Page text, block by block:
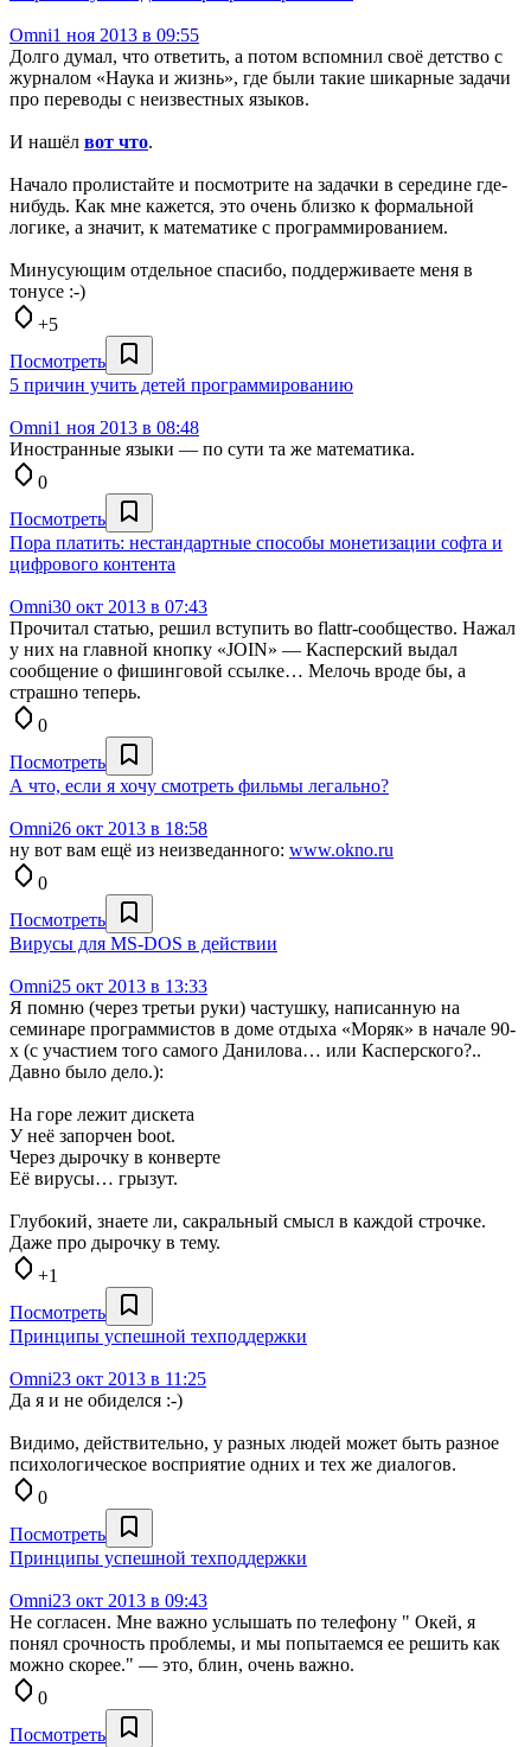
Omni1 ноя 2013 в 09:55
Долго думал, что ответить, а потом вспомнил своё детство с
журналом «Наука и жизнь», где были такие шикарные задачи
про переводы с неизвестных языков.
И нашёл вот что.
Начало пролистайте и посмотрите на задачки в середине где-
нибудь. Как мне кажется, это очень близко к формальной
логике, а значит, к математике с программированием.
Минусующим отдельное спасибо, поддерживаете меня в
тонусе :-)
+5
Посмотреть
5 причин учить детей программированию
Omni1 ноя 2013 в 08:48
Иностранные языки — по сути та же математика.
0
Посмотреть
Пора платить: нестандартные способы монетизации софта и
цифрового контента
Omni30 окт 2013 в 07:43
Прочитал статью, решил вступить во flattr-сообщество. Нажал
у них на главной кнопку «JOIN» — Касперский выдал
сообщение о фишинговой ссылке… Мелочь вроде бы, а
страшно теперь.
0
Посмотреть
А что, если я хочу смотреть фильмы легально?
Omni26 окт 2013 в 18:58
ну вот вам ещё из неизведанного: www.okno.ru
0
Посмотреть
Вирусы для MS-DOS в действии
Omni25 окт 2013 в 13:33
Я помню (через третьи руки) частушку, написанную на
семинаре программистов в доме отдыха «Моряк» в начале 90-
х (с участием того самого Данилова… или Касперского?..
Давно было дело.):
На горе лежит дискета
У неё запорчен boot.
Через дырочку в конверте
Её вирусы… грызут.
Глубокий, знаете ли, сакральный смысл в каждой строчке.
Даже про дырочку в тему.
+1
Посмотреть
Принципы успешной техподдержки
Omni23 окт 2013 в 11:25
Да я и не обиделся :-)
Видимо, действительно, у разных людей может быть разное
психологическое восприятие одних и тех же диалогов.
0
Посмотреть
Принципы успешной техподдержки
Omni23 окт 2013 в 09:43
Не согласен. Мне важно услышать по телефону " Окей, я
понял срочность проблемы, и мы попытаемся ее решить как
можно скорее." — это, блин, очень важно.
0
Посмотреть